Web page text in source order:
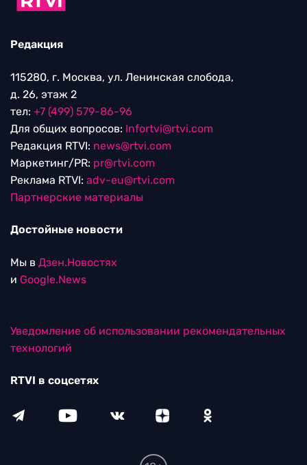
Редакция
115280, г. Москва, ул. Ленинская слобода,
д. 26, этаж 2
тел: +7 (499) 579-86-96
Для общих вопросов: Infortvi@rtvi.com
Редакция RTVI: news@rtvi.com
Маркетинг/PR: pr@rtvi.com
Реклама RTVI: adv-eu@rtvi.com
Партнерские материалы
Достойные новости
Мы в Дзен.Новостях
и Google.News
Уведомление об использовании рекомендательных
технологий
RTVI в соцсетях